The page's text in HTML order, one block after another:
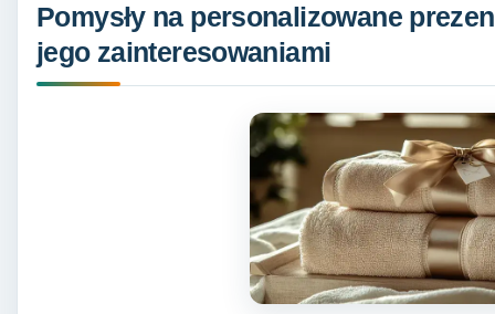
Pomysły na personalizowane
jego zainteresowaniami